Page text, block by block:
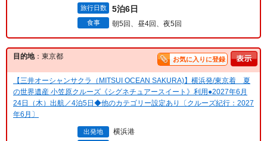
旅行日数 5泊6日
食事 朝5回、昼4回、夜5回
目的地：東京都 お気に入りに登録
【三井オーシャンサクラ（MITSUI OCEAN SAKURA)】横浜発/東京着 夏
の世界遺産 小笠原クルーズ《シグネチュアースイート》利用●2027年6月
24日（木）出航／4泊5日◆他のカテゴリー設定あり〔クルーズ紀行：2027
年6月〕
出発地 横浜港